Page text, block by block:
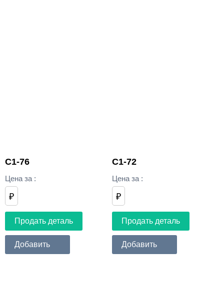
C1-76
Цена за :
₽
Продать деталь
Добавить
C1-72
Цена за :
₽
Продать деталь
Добавить